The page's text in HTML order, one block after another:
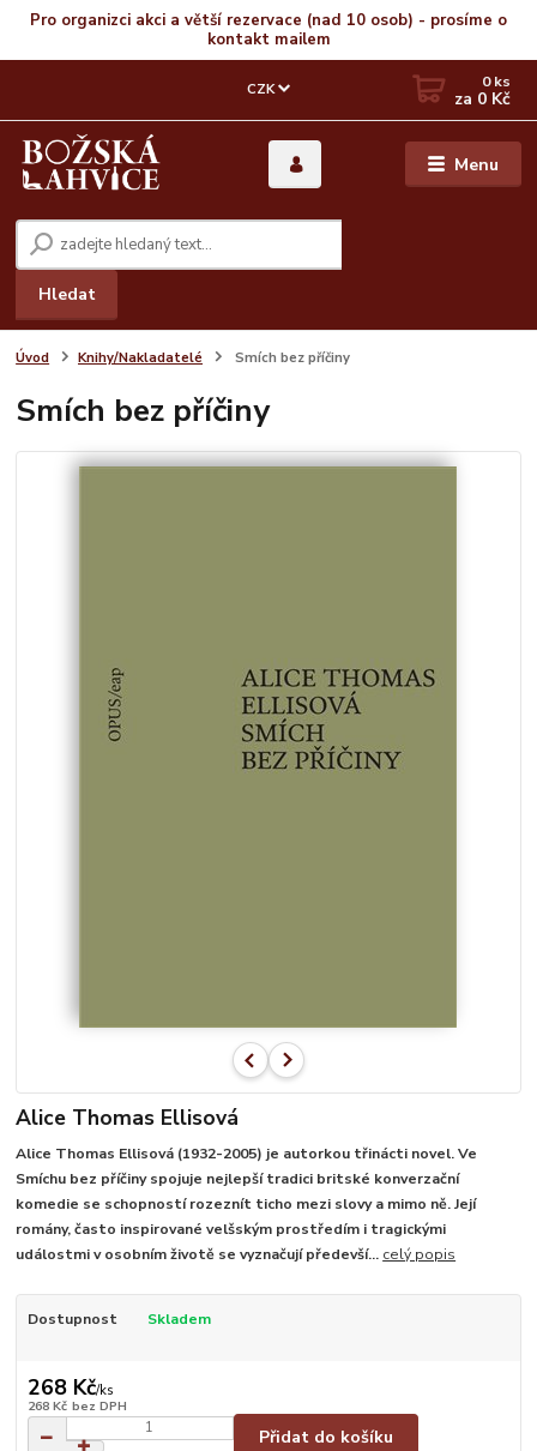
Pro organizci akci a větší rezervace (nad 10 osob) - prosíme o
kontakt mailem
Menu
CZK
Hledat
0ks
za 0 Kč
Úvod Knihy/Nakladatelé Smích bez příčiny
Smích bez příčiny
Alice Thomas Ellisová
Alice Thomas Ellisová (1932-2005) je autorkou třinácti novel. Ve
Smíchu bez příčiny spojuje nejlepší tradici britské konverzační
komedie se schopností rozeznít ticho mezi slovy a mimo ně. Její
romány, často inspirované velšským prostředím i tragickými
událostmi v osobním životě se vyznačují předevší... celý popis
Dostupnost Skladem
268 Kč/ks
268 Kč bez DPH
Přidat do košíku